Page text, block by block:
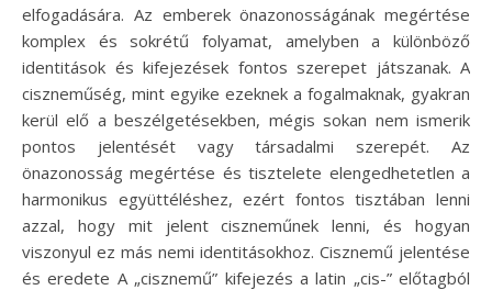
elfogadására. Az emberek önazonosságának megértése
komplex és sokrétű folyamat, amelyben a különböző
identitások és kifejezések fontos szerepet játszanak. A
ciszneműség, mint egyike ezeknek a fogalmaknak, gyakran
kerül elő a beszélgetésekben, mégis sokan nem ismerik
pontos jelentését vagy társadalmi szerepét. Az
önazonosság megértése és tisztelete elengedhetetlen a
harmonikus együttéléshez, ezért fontos tisztában lenni
azzal, hogy mit jelent ciszneműnek lenni, és hogyan
viszonyul ez más nemi identitásokhoz. Cisznemű jelentése
és eredete A „cisznemű” kifejezés a latin „cis-” előtagból